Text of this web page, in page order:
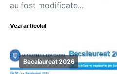
au fost modificate…
Vezi articolul
Bacalaureat 2026